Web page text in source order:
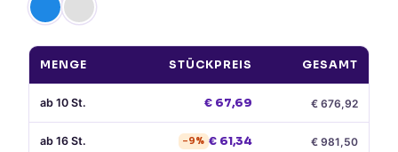
MENGE STÜCKPREIS GESAMT
ab 10 St. € 67,69 € 676,92
ab 16 St. −9% € 61,34 € 981,50